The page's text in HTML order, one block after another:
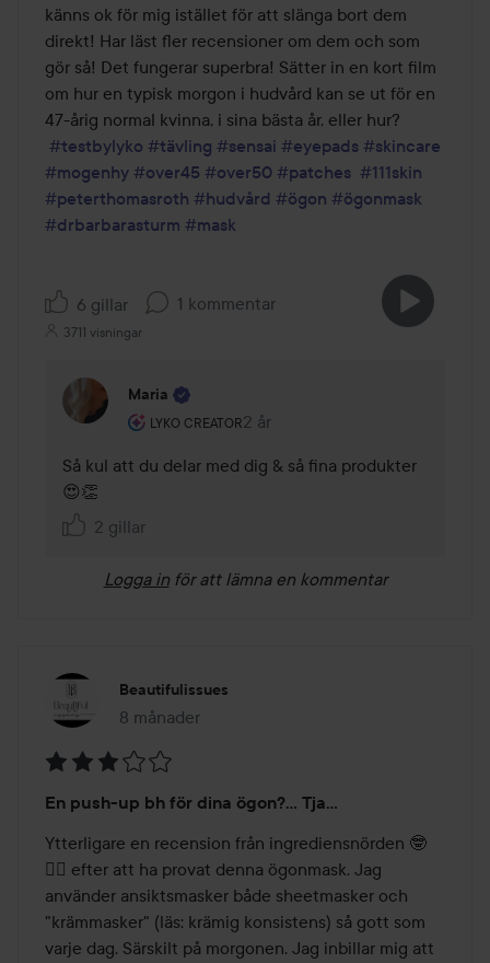
känns ok för mig istället för att slänga bort dem
direkt! Har läst fler recensioner om dem och som
gör så! Det fungerar superbra! Sätter in en kort film
om hur en typisk morgon i hudvård kan se ut för en
47-årig normal kvinna, i sina bästa år, eller hur?
#testbylyko #tävling #sensai #eyepads #skincare
#mogenhy #over45 #over50 #patches #111skin
#peterthomasroth #hudvård #ögon #ögonmask
#drbarbarasturm #mask
6 gillar 1 kommentar
3711 visningar
Maria
LYKO CREATOR
Användarens roll: Lyko Creator.
2 år
Kommentaren lades 2 år
Så kul att du delar med dig & så fina produkter
😍👏
2 gillar
Logga in för att lämna en kommentar
Beautifulissues
8 månader
Inlägget skapades 8 månader
3
av
5
En push-up bh för dina ögon?... Tja...
Ytterligare en recension från ingrediensnörden 🤓
🧖‍♀️ efter att ha provat denna ögonmask. Jag
använder ansiktsmasker både sheetmasker och
"krämmasker" (läs: krämig konsistens) så gott som
varje dag. Särskilt på morgonen. Jag inbillar mig att